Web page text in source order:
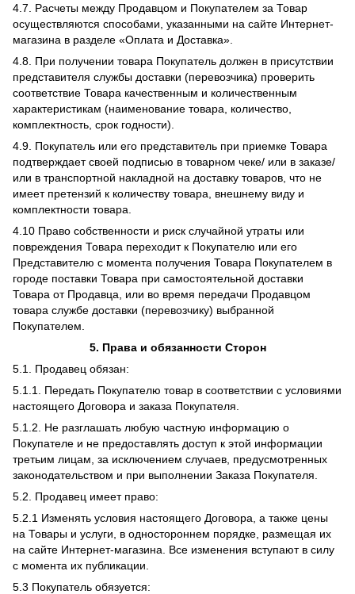
4.7. Расчеты между Продавцом и Покупателем за Товар
осуществляются способами, указанными на сайте Интернет-
магазина в разделе «Оплата и Доставка».
4.8. При получении товара Покупатель должен в присутствии
представителя службы доставки (перевозчика) проверить
соответствие Товара качественным и количественным
характеристикам (наименование товара, количество,
комплектность, срок годности).
4.9. Покупатель или его представитель при приемке Товара
подтверждает своей подписью в товарном чеке/ или в заказе/
или в транспортной накладной на доставку товаров, что не
имеет претензий к количеству товара, внешнему виду и
комплектности товара.
4.10 Право собственности и риск случайной утраты или
повреждения Товара переходит к Покупателю или его
Представителю с момента получения Товара Покупателем в
городе поставки Товара при самостоятельной доставки
Товара от Продавца, или во время передачи Продавцом
товара службе доставки (перевозчику) выбранной
Покупателем.
5. Права и обязанности Сторон
5.1. Продавец обязан:
5.1.1. Передать Покупателю товар в соответствии с условиями
настоящего Договора и заказа Покупателя.
5.1.2. Не разглашать любую частную информацию о
Покупателе и не предоставлять доступ к этой информации
третьим лицам, за исключением случаев, предусмотренных
законодательством и при выполнении Заказа Покупателя.
5.2. Продавец имеет право:
5.2.1 Изменять условия настоящего Договора, а также цены
на Товары и услуги, в одностороннем порядке, размещая их
на сайте Интернет-магазина. Все изменения вступают в силу
с момента их публикации.
5.3 Покупатель обязуется: